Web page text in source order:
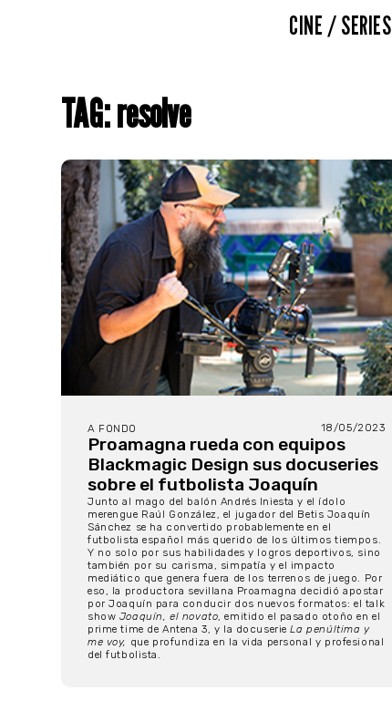
CINE / SERIES
TAG: resolve
A FONDO 18/05/2023
Proamagna rueda con equipos
Blackmagic Design sus docuseries
sobre el futbolista Joaquín
Junto al mago del balón Andrés Iniesta y el ídolo
merengue Raúl González, el jugador del Betis Joaquín
Sánchez se ha convertido probablemente en el
futbolista español más querido de los últimos tiempos.
Y no solo por sus habilidades y logros deportivos, sino
también por su carisma, simpatía y el impacto
mediático que genera fuera de los terrenos de juego. Por
eso, la productora sevillana Proamagna decidió apostar
por Joaquín para conducir dos nuevos formatos: el talk
show Joaquín, el novato, emitido el pasado otoño en el
prime time de Antena 3, y la docuserieLa penúltima y
me voy, que profundiza en la vida personal y profesional
del futbolista.